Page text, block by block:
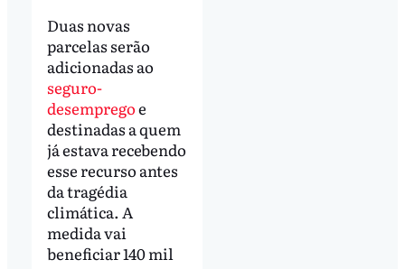
Duas novas
parcelas serão
adicionadas ao
seguro-
desempregoe
destinadas a quem
já estava recebendo
esse recurso antes
da tragédia
climática. A
medida vai
beneficiar 140 mil